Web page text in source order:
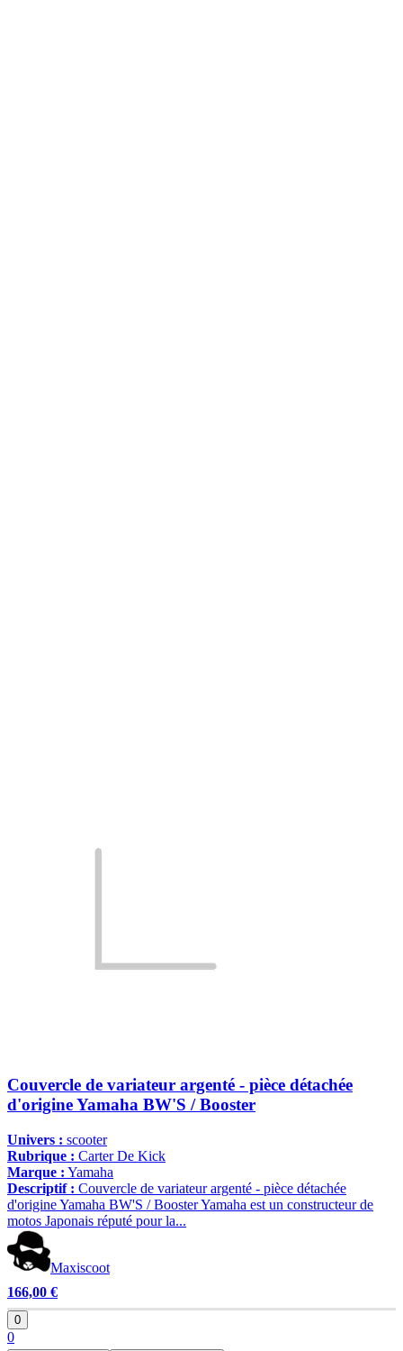
Couvercle de variateur argenté - pièce détachée
d'origine Yamaha BW'S / Booster
Univers : scooter
Rubrique : Carter De Kick
Marque : Yamaha
Descriptif : Couvercle de variateur argenté - pièce détachée
d'origine Yamaha BW'S / Booster Yamaha est un constructeur de
motos Japonais réputé pour la...
Maxiscoot
166,00 €
0
0